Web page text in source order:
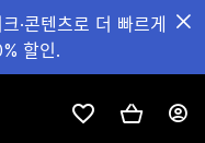
·콘텐츠로 더 빠르게
할인.